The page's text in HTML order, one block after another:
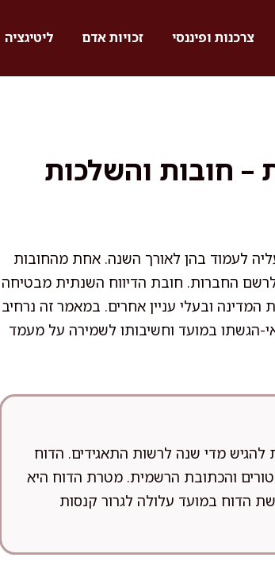
צרכנות ופיננסי זכויות אדם ליטיגציה
חובות והשלכות
לעמוד בהן לאורך השנה. אחת מהחובות
החברות. חובת הדיווח השנתית מבטיחה
המדינה ובעלי עניין אחרים. במאמר זה נרחיב
הגשתו במועד וחשיבותו לשמירה על מעמד
מדי שנה לרשות התאגידים. הדוח
והכתובת הרשמית. מטרת הדוח היא
הדוח במועד עלולה לגרור קנסות